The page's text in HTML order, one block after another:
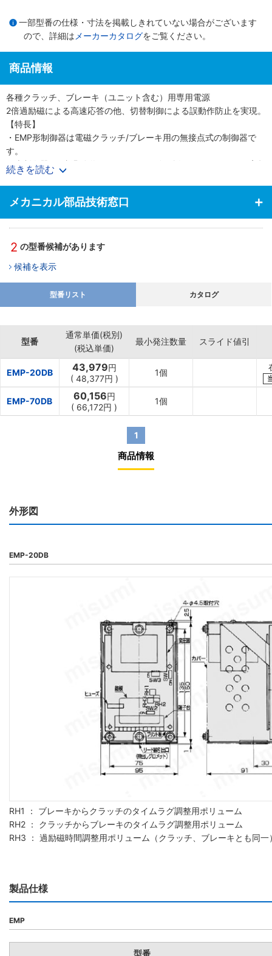
一部型番の仕様・寸法を掲載しきれていない場合がございます
ので、詳細は メーカーカタログをご覧ください。
商品情報
各種クラッチ、ブレーキ（ユニット含む）用専用電源
2倍過励磁による高速応答の他、切替制御による誤動作防止を実現。
【特長】
・EMP形制御器は電磁クラッチ/ブレーキ用の無接点式の制御器で
す。
・本制御器は2倍過励磁とタイムラグ回路を採用しているため、高頻
度、高精度を要求される場合にきわめて安定した動作が得られま
・そのうえ回路構成はパワートランジスタを使用した完全無接点化
方式ですから、きわめて長寿命、高性能タイプ
続きを読む
メカニカル部品技術窓口
2 の型番候補があります
候補を表示
型番リスト カタログ
型番
通常単価(税別)
(税込単価)
最小発注数量 スライド値引
EMP-20DB 43,979円
( 48,377円 )
1個
EMP-70DB 60,156円
( 66,172円 )
1個
1
商品情報
外形図
EMP-20DB
RH1 ： ブレーキからクラッチのタイムラグ調整用ポリューム
RH2 ： クラッチからブレーキのタイムラグ調整用ポリューム
RH3 ： 過励磁時間調整用ポリューム（クラッチ、ブレーキとも同一
製品仕様
EMP
型番